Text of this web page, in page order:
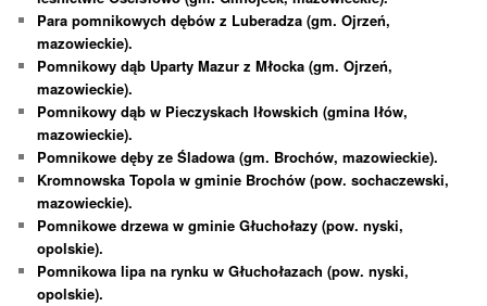
Para pomnikowych dębów z Luberadza (gm. Ojrzeń,
mazowieckie).
Pomnikowy dąb Uparty Mazur z Młocka (gm. Ojrzeń,
mazowieckie).
Pomnikowy dąb w Pieczyskach Iłowskich (gmina Iłów,
mazowieckie).
Pomnikowe dęby ze Śladowa (gm. Brochów, mazowieckie).
Kromnowska Topola w gminie Brochów (pow. sochaczewski,
mazowieckie).
Pomnikowe drzewa w gminie Głuchołazy (pow. nyski,
opolskie).
Pomnikowa lipa na rynku w Głuchołazach (pow. nyski,
opolskie).